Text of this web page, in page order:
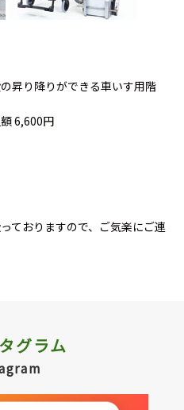
昇り降りができる車いす用階
6,600円
ておりますので、ご気楽にご連
グラム